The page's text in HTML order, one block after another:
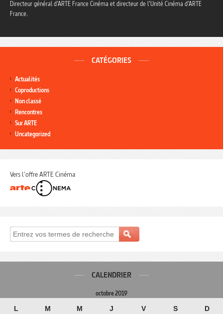
Directeur général d’ARTE France Cinéma et directeur de l’Unité Cinéma d’ARTE
France.
CATÉGORIES
Actualités
Coproductions
Non classé
Rencontres
Sur ARTE
Uncategorized
Vers l'offre ARTE Cinéma
CALENDRIER
octobre 2019
L M M J V S D